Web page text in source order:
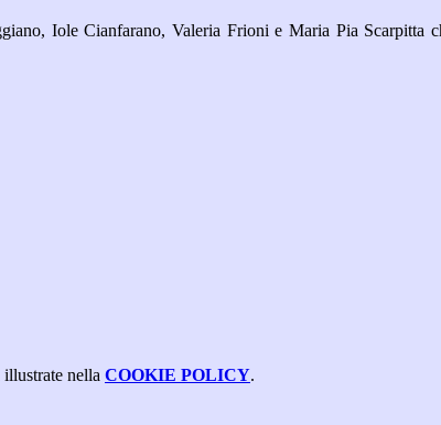
Iole Cianfarano, Valeria Frioni e Maria Pia Scarpitta
nella COOKIE POLICY.